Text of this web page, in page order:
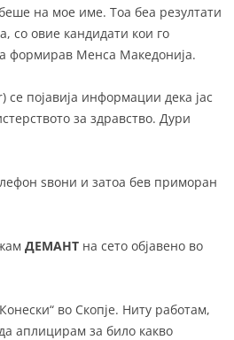
на мое име. Тоа беа резултати
со овие кандидати кои го
формирав Менса Македонија.
појавија информации дека јас
за здравство. Дури
ѕвони и затоа бев приморан
ДЕМАНТ на сето објавено во
во Скопје. Ниту работам,
аплицирам за било какво